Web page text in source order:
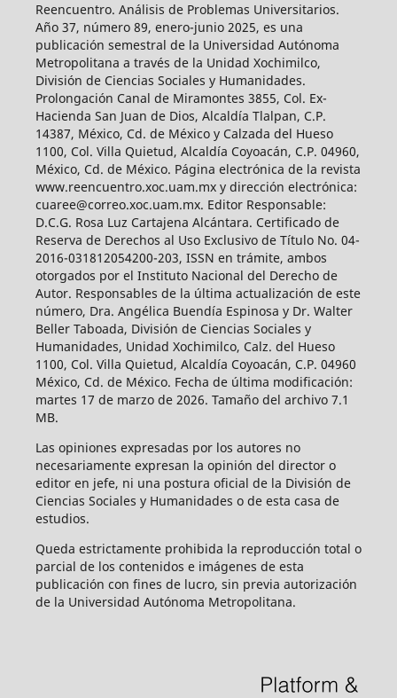
Reencuentro. Análisis de Problemas Universitarios.
Año 37, número 89, enero-junio 2025, es una
publicación semestral de la Universidad Autónoma
Metropolitana a través de la Unidad Xochimilco,
División de Ciencias Sociales y Humanidades.
Prolongación Canal de Miramontes 3855, Col. Ex-
Hacienda San Juan de Dios, Alcaldía Tlalpan, C.P.
14387, México, Cd. de México y Calzada del Hueso
1100, Col. Villa Quietud, Alcaldía Coyoacán, C.P. 04960,
México, Cd. de México. Página electrónica de la revista
www.reencuentro.xoc.uam.mx y dirección electrónica:
cuaree@correo.xoc.uam.mx. Editor Responsable:
D.C.G. Rosa Luz Cartajena Alcántara. Certificado de
Reserva de Derechos al Uso Exclusivo de Título No. 04-
2016-031812054200-203, ISSN en trámite, ambos
otorgados por el Instituto Nacional del Derecho de
Autor. Responsables de la última actualización de este
número, Dra. Angélica Buendía Espinosa y Dr. Walter
Beller Taboada, División de Ciencias Sociales y
Humanidades, Unidad Xochimilco, Calz. del Hueso
1100, Col. Villa Quietud, Alcaldía Coyoacán, C.P. 04960
México, Cd. de México. Fecha de última modificación:
martes 17 de marzo de 2026. Tamaño del archivo 7.1
MB.
Las opiniones expresadas por los autores no
necesariamente expresan la opinión del director o
editor en jefe, ni una postura oficial de la División de
Ciencias Sociales y Humanidades o de esta casa de
estudios.
Queda estrictamente prohibida la reproducción total o
parcial de los contenidos e imágenes de esta
publicación con fines de lucro, sin previa autorización
de la Universidad Autónoma Metropolitana.